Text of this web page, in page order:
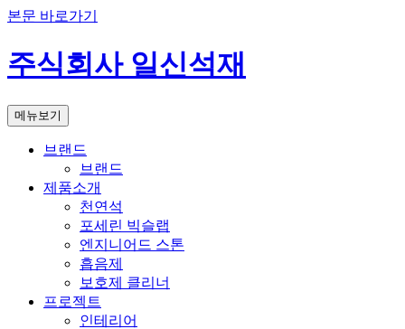
본문 바로가기
주식회사 일신석재
메뉴보기
브랜드
브랜드
제품소개
천연석
포세린 빅슬랩
엔지니어드 스톤
흡음제
보호제 클리너
프로젝트
인테리어